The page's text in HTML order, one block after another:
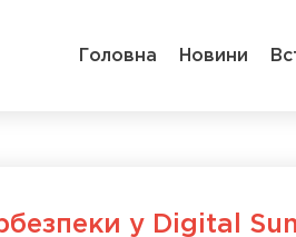
Головна Новини
у Digital